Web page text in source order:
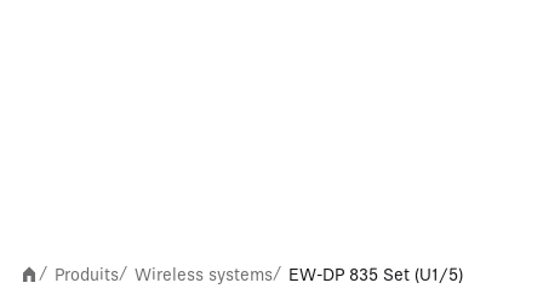
/ Produits/ Wireless systems/ EW-DP 835 Set (U1/5)